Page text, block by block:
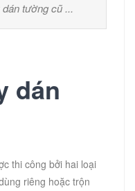
dán tường cũ ...
dán
thi công bởi hai loại
riêng hoặc trộn